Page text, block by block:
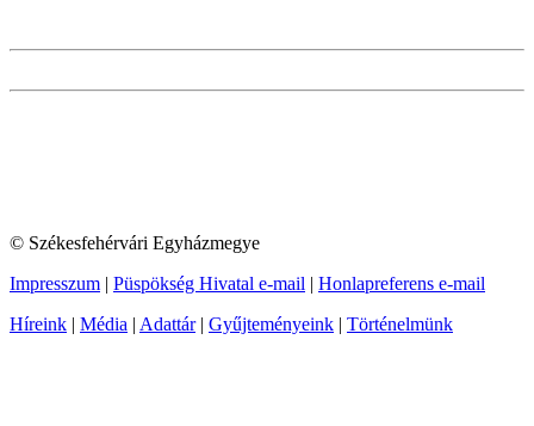
© Székesfehérvári Egyházmegye
Impresszum | Püspökség Hivatal e-mail | Honlapreferens e-mail
Híreink | Média | Adattár| Gyűjteményeink | Történelmünk